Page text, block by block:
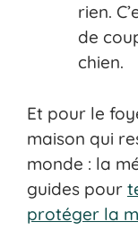
rien.
de
chien.
Et pour le
maison qui
monde : la
guides pour
protéger la